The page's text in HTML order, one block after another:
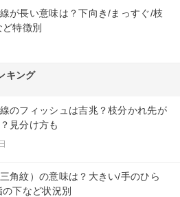
線が長い意味は？下向き/まっすぐ/枝
特徴別
キング
線のフィッシュは吉兆？枝分かれ先が
見分け方も
角紋）の意味は？大きい/手のひら
下など状況別